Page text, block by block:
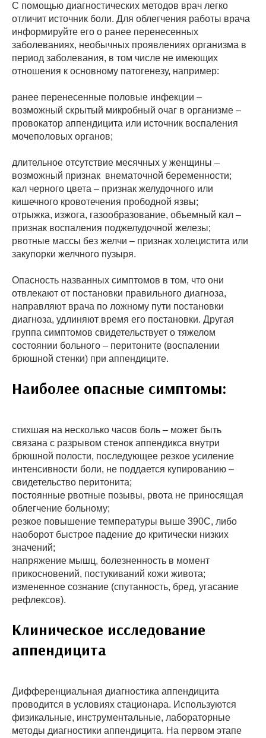
С помощью диагностических методов врач легко
отличит источник боли. Для облегчения работы врача
информируйте его о ранее перенесенных
заболеваниях, необычных проявлениях организма в
период заболевания, в том числе не имеющих
отношения к основному патогенезу, например:
ранее перенесенные половые инфекции –
возможный скрытый микробный очаг в организме –
провокатор аппендицита или источник воспаления
мочеполовых органов;
длительное отсутствие месячных у женщины –
возможный признак внематочной беременности;
кал черного цвета – признак желудочного или
кишечного кровотечения прободной язвы;
отрыжка, изжога, газообразование, объемный кал –
признак воспаления поджелудочной железы;
рвотные массы без желчи – признак холецистита или
закупорки желчного пузыря.
Опасность названных симптомов в том, что они
отвлекают от постановки правильного диагноза,
направляют врача по ложному пути постановки
диагноза, удлиняют время его постановки. Другая
группа симптомов свидетельствует о тяжелом
состоянии больного – перитоните (воспалении
брюшной стенки) при аппендиците.
Наиболее опасные симптомы:
стихшая на несколько часов боль – может быть
связана с разрывом стенок аппендикса внутри
брюшной полости, последующее резкое усиление
интенсивности боли, не поддается купированию –
свидетельство перитонита;
постоянные рвотные позывы, рвота не приносящая
облегчение больному;
резкое повышение температуры выше 390С, либо
наоборот быстрое падение до критически низких
значений;
напряжение мышц, болезненность в момент
прикосновений, постукиваний кожи живота;
измененное сознание (спутанность, бред, угасание
рефлексов).
Клиническое исследование
аппендицита
Дифференциальная диагностика аппендицита
проводится в условиях стационара. Используются
физикальные, инструментальные, лабораторные
методы диагностики аппендицита. На первом этапе